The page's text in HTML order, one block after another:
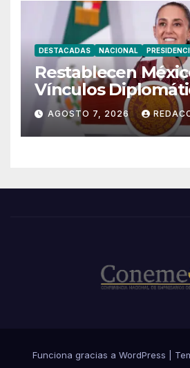
DESTACADAS NACIONAL
Restablecen
Vínculos
AGOSTO 7, 2026
Funciona gracias a WordPress